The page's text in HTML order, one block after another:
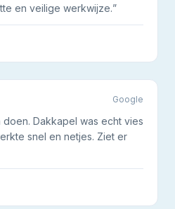
en veilige werkwijze.”
Google
Dakkapel was echt vies
snel en netjes. Ziet er